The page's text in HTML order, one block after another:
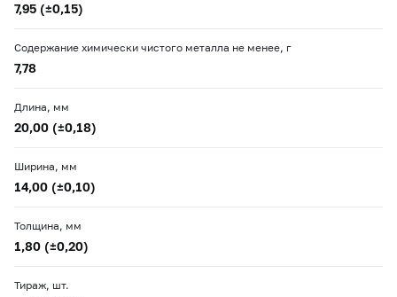
7,95 (±0,15)
Содержание химически чистого металла не менее, г
7,78
Длина, мм
20,00 (±0,18)
Ширина, мм
14,00 (±0,10)
Толщина, мм
1,80 (±0,20)
Тираж, шт.